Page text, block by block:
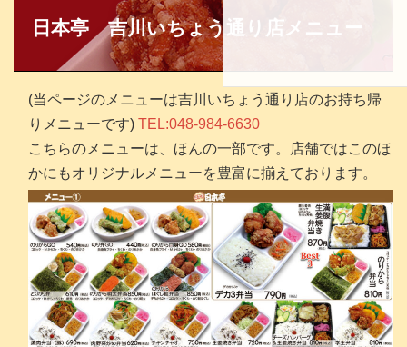
日本亭 吉川いちょう通り店メニュー
(当ページのメニューは吉川いちょう通り店のお持ち帰
りメニューです) TEL:048-984-6630
こちらのメニューは、ほんの一部です。店舗ではこのほ
かにもオリジナルメニューを豊富に揃えております。